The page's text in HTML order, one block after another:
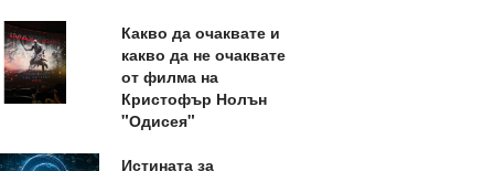
Какво да очаквате и
какво да не очаквате
от филма на
Кристофър Нолън
"Одисея"
Истината за